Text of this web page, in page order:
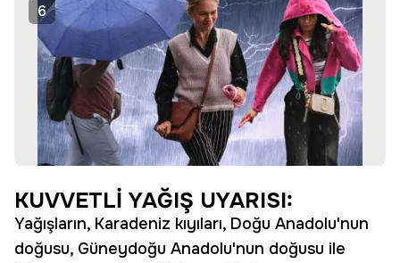
6
KUVVETLİ YAĞIŞ UYARISI:
Yağışların, Karadeniz kıyıları, Doğu Anadolu'nun
doğusu, Güneydoğu Anadolu'nun doğusu ile